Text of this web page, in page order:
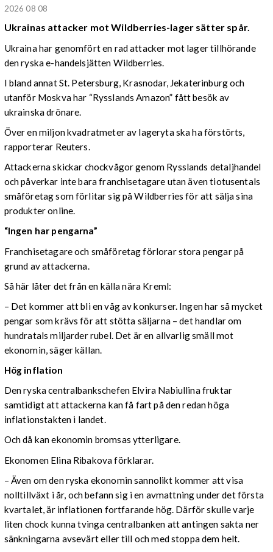
2026 08 08
Ukrainas attacker mot Wildberries-lager sätter spår.
Ukraina har genomfört en rad attacker mot lager tillhörande
den ryska e-handelsjätten Wildberries.
I bland annat St. Petersburg, Krasnodar, Jekaterinburg och
utanför Moskva har “Rysslands Amazon” fått besök av
ukrainska drönare.
Över en miljon kvadratmeter av lageryta ska ha förstörts,
rapporterar Reuters.
Attackerna skickar chockvågor genom Rysslands detaljhandel
och påverkar inte bara franchisetagare utan även tiotusentals
småföretag som förlitar sig på Wildberries för att sälja sina
produkter online.
“Ingen har pengarna”
Franchisetagare och småföretag förlorar stora pengar på
grund av attackerna.
Så här låter det från en källa nära Kreml:
– Det kommer att bli en våg av konkurser. Ingen har så mycket
pengar som krävs för att stötta säljarna – det handlar om
hundratals miljarder rubel. Det är en allvarlig smäll mot
ekonomin, säger källan.
Hög inflation
Den ryska centralbankschefen Elvira Nabiullina fruktar
samtidigt att attackerna kan få fart på den redan höga
inflationstakten i landet.
Och då kan ekonomin bromsas ytterligare.
Ekonomen Elina Ribakova förklarar.
– Även om den ryska ekonomin sannolikt kommer att visa
nolltillväxt i år, och befann sig i en avmattning under det första
kvartalet, är inflationen fortfarande hög. Därför skulle varje
liten chock kunna tvinga centralbanken att antingen sakta ner
sänkningarna avsevärt eller till och med stoppa dem helt.